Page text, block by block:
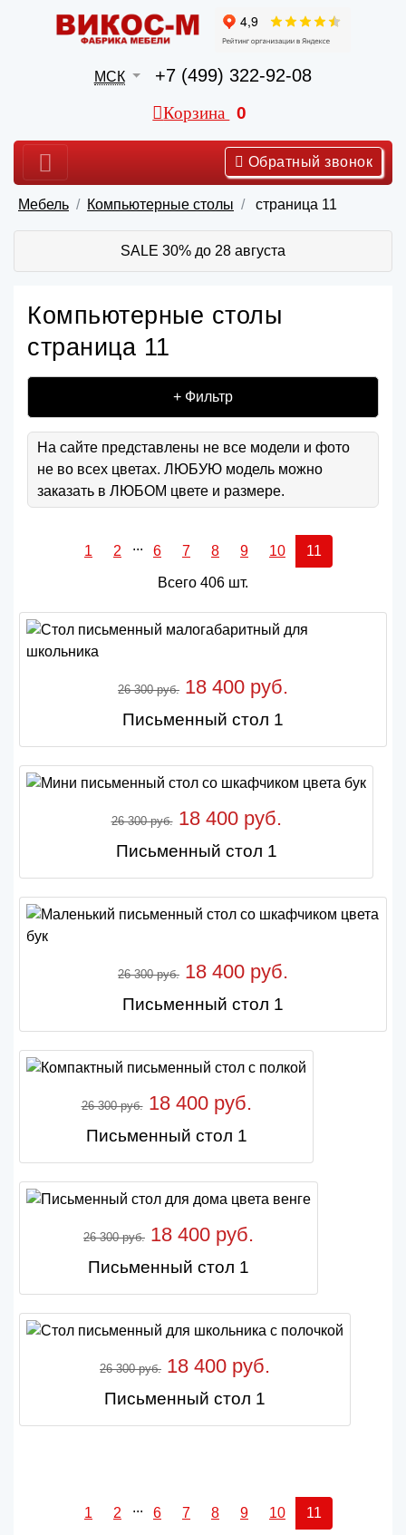
МСК +7 (499) 322-92-08
Корзина 0
Обратный звонок
Мебель Компьютерные столы страница 11
SALE 30% до 28 августа
Компьютерные столы
страница 11
+ Фильтр
На сайте представлены не все модели и фото
не во всех цветах. ЛЮБУЮ модель можно
заказать в ЛЮБОМ цвете и размере.
1 2 ... 6 7 8 9 10 11
Всего 406 шт.
26 300 руб. 18 400 руб.
Письменный стол 1
26 300 руб.18 400 руб.
Письменный стол 1
26 300 руб. 18 400 руб.
Письменный стол 1
26 300 руб.18 400 руб.
Письменный стол 1
26 300 руб. 18 400 руб.
Письменный стол 1
26 300 руб. 18 400 руб.
Письменный стол 1
1 2 ... 6 7 8 9 10 11